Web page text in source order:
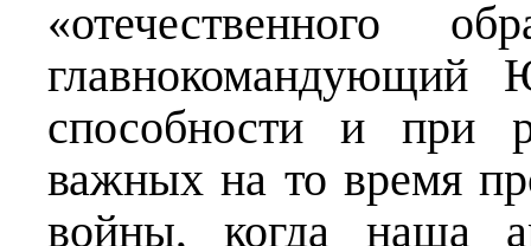
«отечественного
способности и при
важных на то время
войны, когда наша